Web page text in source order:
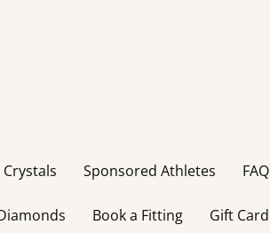
Sponsored Athletes FAQ
Book a Fitting Gift Card